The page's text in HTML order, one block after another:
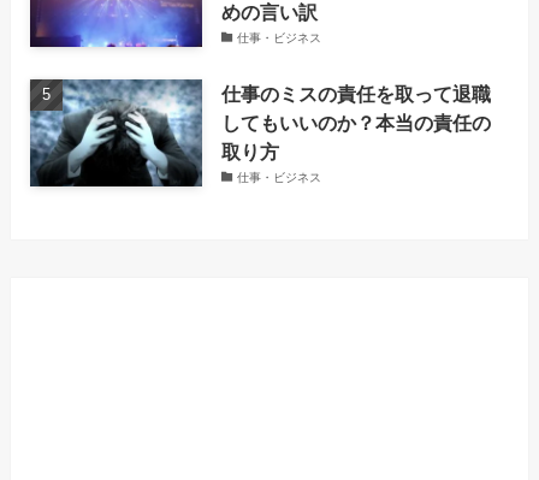
めの言い訳
仕事・ビジネス
仕事のミスの責任を取って退職
してもいいのか？本当の責任の
取り方
仕事・ビジネス